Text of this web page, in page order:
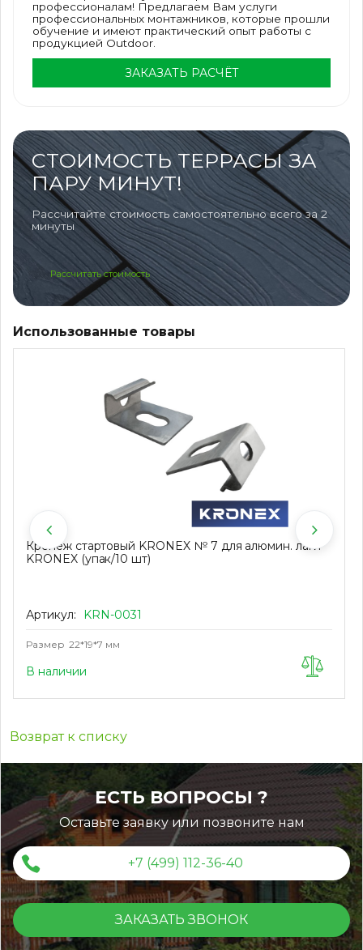
профессионалам! Предлагаем Вам услуги
профессиональных монтажников, которые прошли
обучение и имеют практический опыт работы с
продукцией Outdoor.
ЗАКАЗАТЬ РАСЧЁТ
СТОИМОСТЬ ТЕРРАСЫ ЗА
ПАРУ МИНУТ!
Рассчитайте стоимость самостоятельно всего за 2
минуты
Рассчитать стоимость
Использованные товары
Крепеж стартовый KRONEX № 7 для алюмин. лаги
KRONEX (упак/10 шт)
Артикул: KRN-0031
Размер 22*19*7 мм
В наличии
Возврат к списку
ЕСТЬ ВОПРОСЫ ?
Оставьте заявку или позвоните нам
+7 (499) 112-36-40
ЗАКАЗАТЬ ЗВОНОК